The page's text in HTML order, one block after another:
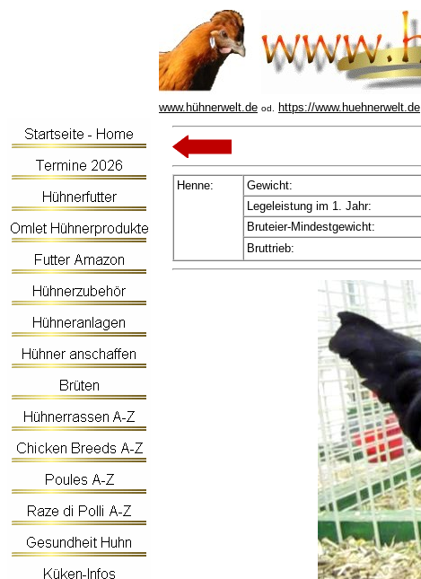
www.hühnerwelt.de od. https://www.huehnerwelt.de
Henne: Gewicht:
Legeleistung im 1. Jahr:
Bruteier-Mindestgewicht:
Bruttrieb: